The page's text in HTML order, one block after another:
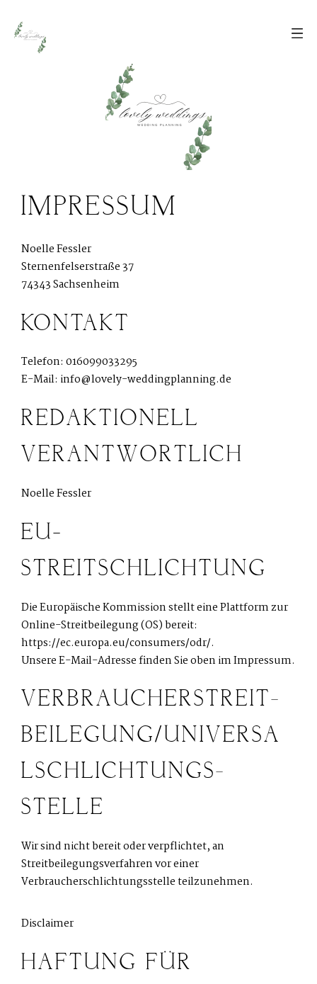
IMPRESSUM
Noelle Fessler
Sternenfelserstraße 37
74343 Sachsenheim
KONTAKT
Telefon: 016099033295
E-Mail: info@lovely-weddingplanning.de
REDAKTIONELL
VERANTWORTLICH
Noelle Fessler
EU-
STREITSCHLICHTUNG
Die Europäische Kommission stellt eine Plattform zur
Online-Streitbeilegung (OS) bereit:
https://ec.europa.eu/consumers/odr/.
Unsere E-Mail-Adresse finden Sie oben im Impressum.
VERBRAUCHER­STREIT­
BEILEGUNG/UNIVERSA
L­SCHLICHTUNGS­
STELLE
Wir sind nicht bereit oder verpflichtet, an
Streitbeilegungsverfahren vor einer
Verbraucherschlichtungsstelle teilzunehmen.
Disclaimer
HAFTUNG FÜR